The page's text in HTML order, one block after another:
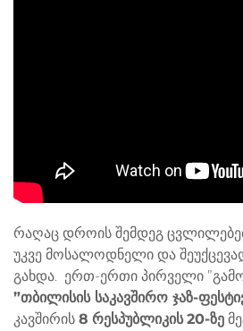
რაღაც დროის შემდეგ
უკვე მოსალოდნელი და
გახდა. ერთ-ერთი პირველი
”თბილისის საკავშირო ჯაზ-
კავშირის 8 რესპუბლიკის 20-ზე